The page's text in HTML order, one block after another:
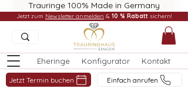
Trauringe 100% Made in Germany
Eheringe Konfigurator Kontakt
Jetzt Termin buchen Einfach anrufen
Jetzt zum Newsletter anmelden & 10 % Rabatt sichern!